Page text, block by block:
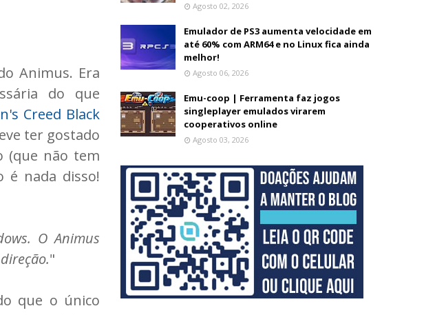
Animus. Era
do que
Creed Black
ter gostado
(que não tem
é nada disso!
O Animus
"
que o único
Agosto 02, 2026
Emulador de PS3 aumenta velocidade em
até 60% com ARM64 e no Linux fica ainda
melhor!
Agosto 06, 2026
Emu-coop | Ferramenta faz jogos
singleplayer emulados virarem
cooperativos online
Agosto 03, 2026